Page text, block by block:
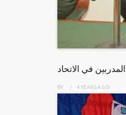
في الاتحاد
BY 4 YEARSAGO